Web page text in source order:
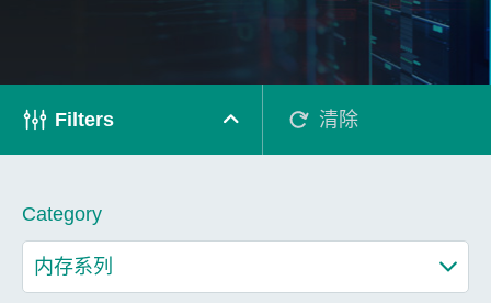
Filters 清除
Category